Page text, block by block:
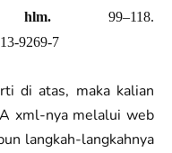
hlm. 99–118.
9269-7
di atas, maka kalian
xml-nya melalui web
langkah-langkahnya